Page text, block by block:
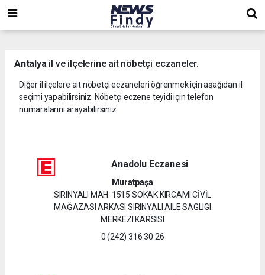
Antalya il ve ilçelerine ait nöbetçi eczaneler.
Diğer il ilçelere ait nöbetçi eczaneleri öğrenmek için aşağıdan il
seçimi yapabilirsiniz. Nöbetçi eczene teyidi için telefon
numaralarını arayabilirsiniz.
Anadolu Eczanesi
Muratpaşa
SIRINYALI MAH. 1515 SOKAK KIRCAMI CİVİL
MAĞAZASI ARKASI SIRINYALI AILE SAGLIGI
MERKEZI KARSISI
0 (242) 316 30 26